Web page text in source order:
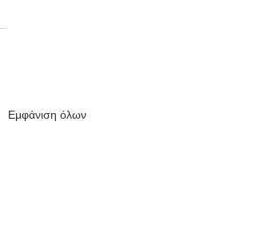
Εμφάνιση όλων